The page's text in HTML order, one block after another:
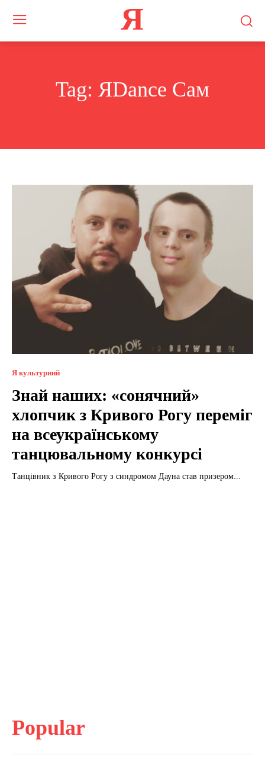
Я
Tag: ЯDance Сам
Я культурний
Знай наших: «сонячний»
хлопчик з Кривого Рогу переміг
на всеукраїнському
танцювальному конкурсі
Танцівник з Кривого Рогу з синдромом Дауна став призером...
Popular